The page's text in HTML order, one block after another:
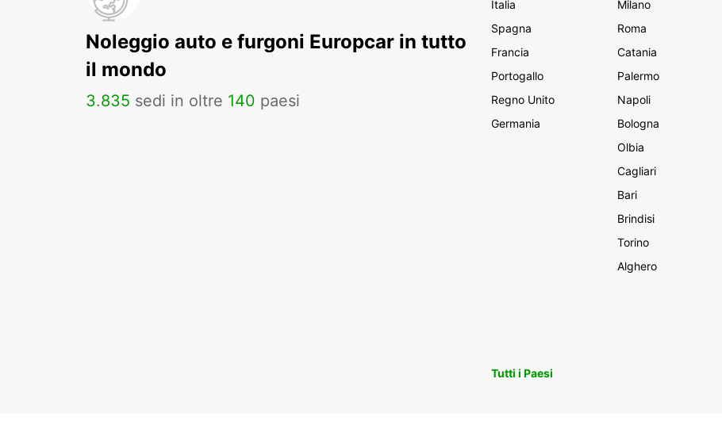
Noleggio auto e furgoni Europcar in tutto
il mondo
3.835 sedi in oltre 140 paesi
Italia
Spagna
Francia
Portogallo
Regno Unito
Germania
Milano
Roma
Catania
Palermo
Napoli
Bologna
Olbia
Cagliari
Bari
Brindisi
Torino
Alghero
Tutti i Paesi